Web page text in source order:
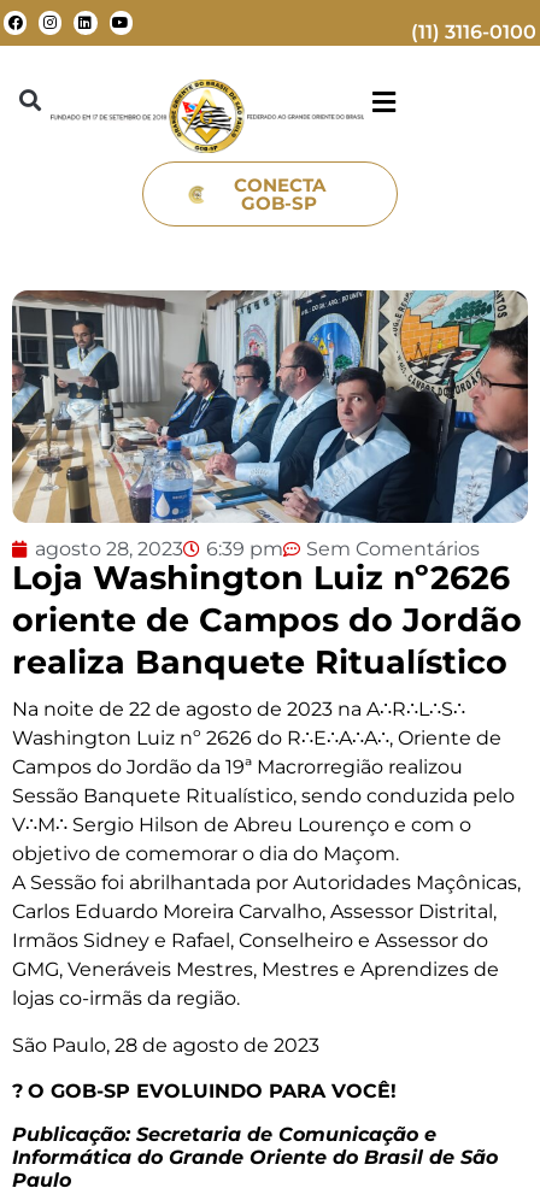
(11) 3116-0100
CONECTA
GOB-SP
agosto 28, 2023 6:39 pm Sem Comentários
Loja Washington Luiz nº2626
oriente de Campos do Jordão
realiza Banquete Ritualístico
Na noite de 22 de agosto de 2023 na A∴R∴L∴S∴
Washington Luiz nº 2626 do R∴E∴A∴A∴, Oriente de
Campos do Jordão da 19ª Macrorregião realizou
Sessão Banquete Ritualístico, sendo conduzida pelo
V∴M∴ Sergio Hilson de Abreu Lourenço e com o
objetivo de comemorar o dia do Maçom.
A Sessão foi abrilhantada por Autoridades Maçônicas,
Carlos Eduardo Moreira Carvalho, Assessor Distrital,
Irmãos Sidney e Rafael, Conselheiro e Assessor do
GMG, Veneráveis Mestres, Mestres e Aprendizes de
lojas co-irmãs da região.
São Paulo, 28 de agosto de 2023
? O GOB-SP EVOLUINDO PARA VOCÊ!
Publicação: Secretaria de Comunicação e
Informática do Grande Oriente do Brasil de São
Paulo